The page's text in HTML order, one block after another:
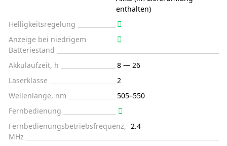
enthalten)
Helligkeitsregelung
Anzeige bei niedrigem
Batteriestand
Akkulaufzeit, h
8 — 26
Laserklasse
2
Wellenlänge, nm
505–550
Fernbedienung
Fernbedienungsbetriebsfrequenz,
MHz
2.4